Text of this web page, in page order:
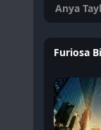
Anya
Furiosa